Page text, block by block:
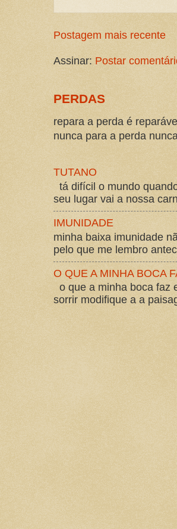
Postagem mais recente
Assinar: Postar
PERDAS
repara a perda é
nunca para a perda
TUTANO
tá difícil o mundo
seu lugar vai a nossa
IMUNIDADE
minha baixa imunidade
pelo que me lembro
O QUE A MINHA BOCA
o que a minha boca
sorrir modifique a a